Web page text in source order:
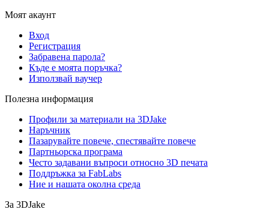
Моят акаунт
Вход
Регистрация
Забравена парола?
Къде е моята поръчка?
Използвай ваучер
Полезна информация
Профили за материали на 3DJake
Наръчник
Пазарувайте повече, спестявайте повече
Партньорска програма
Често задавани въпроси относно 3D печата
Поддръжка за FabLabs
Ние и нашата околна среда
За 3DJake